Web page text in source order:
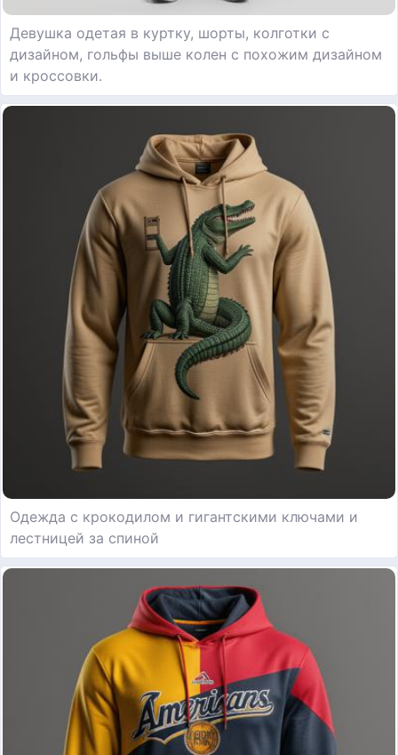
Девушка одетая в куртку, шорты, колготки с
дизайном, гольфы выше колен с похожим дизайном
и кроссовки.
Одежда с крокодилом и гигантскими ключами и
лестницей за спиной